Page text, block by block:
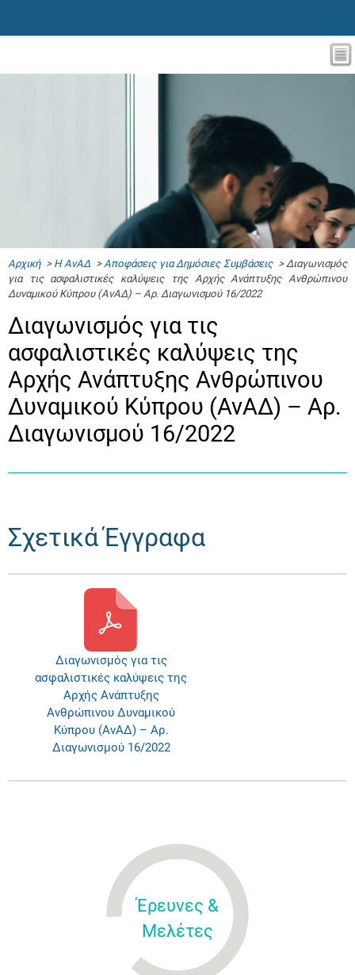
Αρχική> Η ΑνΑΔ>Αποφάσεις για Δημόσιες Συμβάσεις> Διαγωνισμός
για τις ασφαλιστικές καλύψεις της Αρχής Ανάπτυξης Ανθρώπινου
Δυναμικού Κύπρου (ΑνΑΔ) – Αρ. Διαγωνισμού 16/2022
Διαγωνισμός για τις
ασφαλιστικές καλύψεις της
Αρχής Ανάπτυξης Ανθρώπινου
Δυναμικού Κύπρου (ΑνΑΔ) – Αρ.
Διαγωνισμού 16/2022
Σχετικά Έγγραφα
Διαγωνισμός για τις
ασφαλιστικές καλύψεις της
Αρχής Ανάπτυξης
Ανθρώπινου Δυναμικού
Κύπρου (ΑνΑΔ) – Αρ.
Διαγωνισμού 16/2022
Έρευνες &
Μελέτες